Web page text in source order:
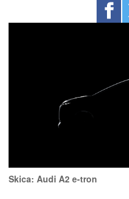
Skica: Audi A2 e-tron